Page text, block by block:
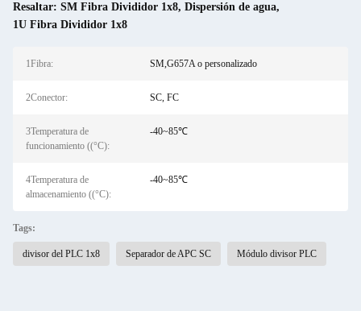
Resaltar: SM Fibra Divididor 1x8, Dispersión de agua,
1U Fibra Divididor 1x8
1Fibra: SM,G657A o personalizado
2Conector: SC, FC
3Temperatura de
funcionamiento ((°C):
-40~85℃
4Temperatura de
almacenamiento ((°C):
-40~85℃
Tags:
divisor del PLC 1x8 Separador de APC SC Módulo divisor PLC